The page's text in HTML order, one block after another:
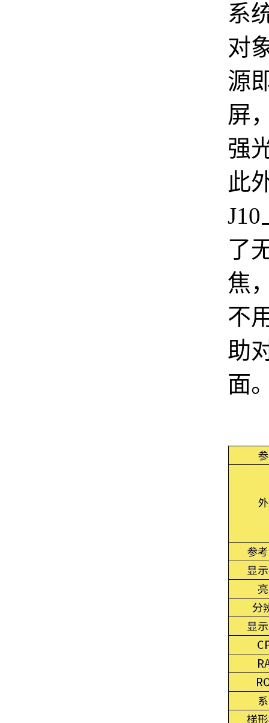
系
对
源
屏
强
此
了
焦
不
助
面